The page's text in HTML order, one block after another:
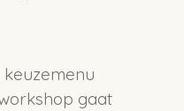
keuzemenu
gaat